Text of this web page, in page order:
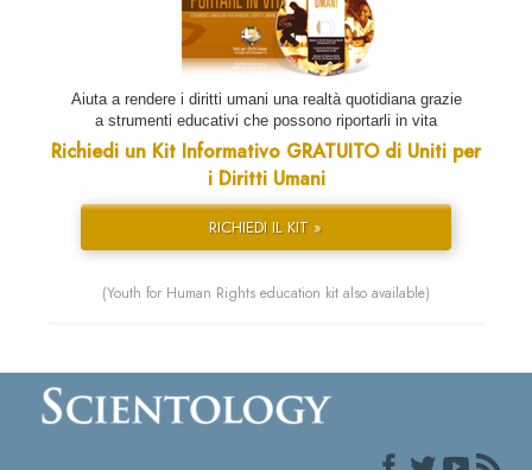
Aiuta a rendere i diritti umani una realtà quotidiana grazie
a strumenti educativi che possono riportarli in vita
Richiedi un Kit Informativo GRATUITO di Uniti per
i Diritti Umani
RICHIEDI IL KIT »
(Youth for Human Rights education kit also available)